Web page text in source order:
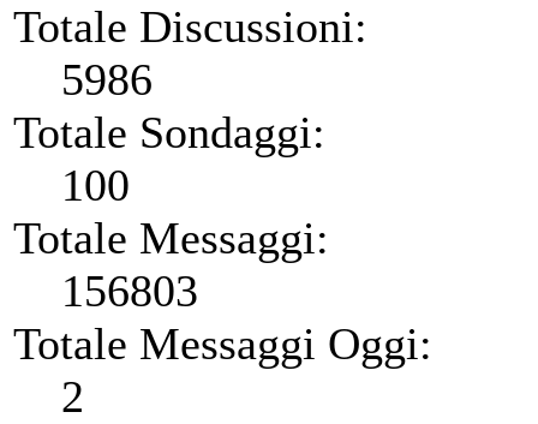
Totale Discussioni:
5986
Totale Sondaggi:
100
Totale Messaggi:
156803
Totale Messaggi Oggi:
2